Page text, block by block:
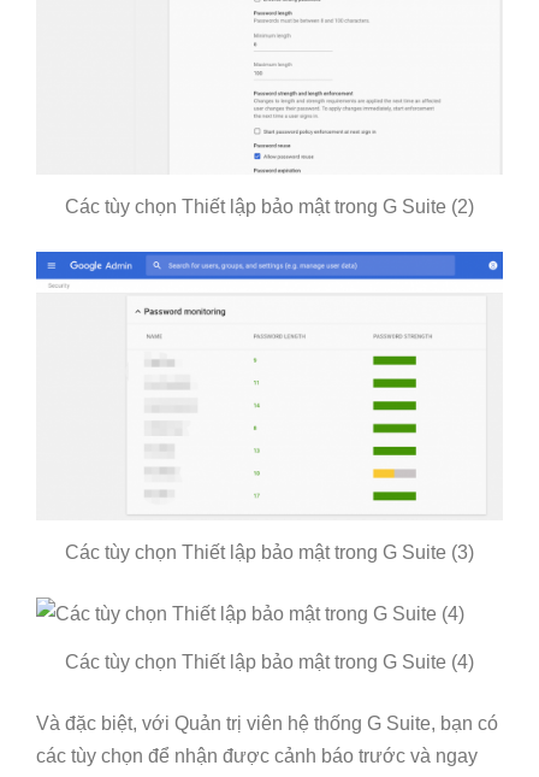
Các tùy chọn Thiết lập bảo mật trong G Suite (2)
Các tùy chọn Thiết lập bảo mật trong G Suite (3)
Các tùy chọn Thiết lập bảo mật trong G Suite (4)
Và đặc biệt, với Quản trị viên hệ thống G Suite, bạn có
các tùy chọn để nhận được cảnh báo trước và ngay